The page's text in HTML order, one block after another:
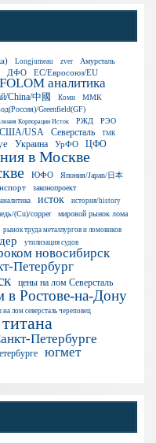
Longjumeau zver Амурсталь
ДФО ЕС/Евросоюз/EU
аналитика
China/中國 Коми ММК
Greenfield(GF)
Корпорации Исток РЖД РЭО
США/USA Северсталь ТМК
Украина УрФО ЦФО
в Москве
ЮФО Япония/Japan/日本
законопроект
исток история/history
(Cu)/copper мировой рынок лома
рынок труда металлургов и ломовиков
утилизация судов
новосибирск
Петербург
цены на лом Северсталь
в Ростове-на-Дону
на лом северсталь череповец
Петербурге
югмет